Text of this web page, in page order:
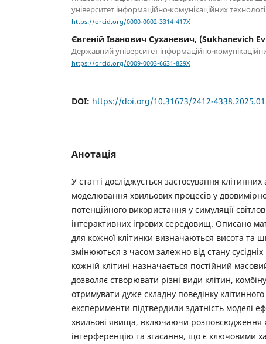
університет інформаційно-комунікаційних
https://orcid.org/0000-0002-3314-417X
Євгеній Іванович Суханевич, (Sukhanevich
Державний університет інформаційно-
https://orcid.org/0009-0003-6631-829X
DOI: https://doi.org/10.31673/2412-
Анотація
У статті досліджується застосування клітинних
моделювання хвильових процесів у
потенційного використання у симуляції
інтерактивних ігрових середовищ. Описано
для кожної клітинки визначаються висота та
змінюються з часом залежно від стану сусідніх
кожній клітині назначається постійний
дозволяє створювати різні види клітин,
отримувати дуже складну поведінку
експерименти підтвердили здатність моделі
хвильові явища, включаючи розповсюдження
інтерференцію та згасання, що є ключовими